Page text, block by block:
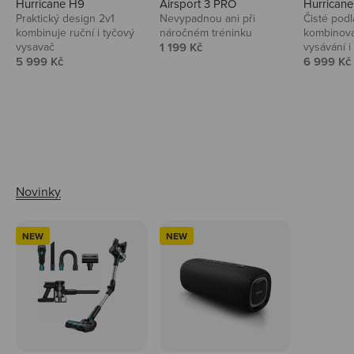
Hurricane H9
Praktický design 2v1
kombinuje ruční i tyčový
vysavač
Prodejní cena
5 999 Kč
Airsport 3 PRO
Nevypadnou ani při
náročném tréninku
Prodejní cena
1 199 Kč
Čisté
vysávání
Prodejní
6 999 Kč
NEW NEW